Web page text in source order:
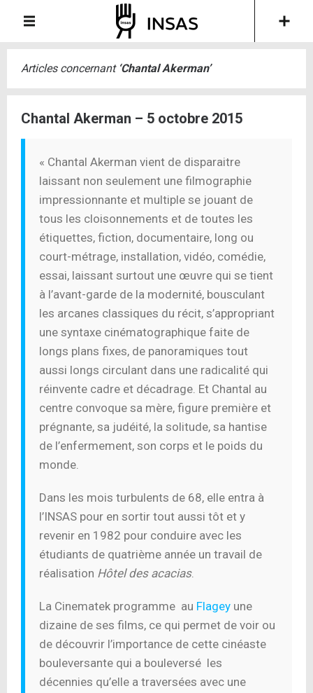
Articles concernant ‘Chantal Akerman’
Chantal Akerman – 5 octobre 2015
« Chantal Akerman vient de disparaitre
laissant non seulement une filmographie
impressionnante et multiple se jouant de
tous les cloisonnements et de toutes les
étiquettes, fiction, documentaire, long ou
court-métrage, installation, vidéo, comédie,
essai, laissant surtout une œuvre qui se tient
à l’avant-garde de la modernité, bousculant
les arcanes classiques du récit, s’appropriant
une syntaxe cinématographique faite de
longs plans fixes, de panoramiques tout
aussi longs circulant dans une radicalité qui
réinvente cadre et décadrage. Et Chantal au
centre convoque sa mère, figure première et
prégnante, sa judéité, la solitude, sa hantise
de l’enfermement, son corps et le poids du
monde.
Dans les mois turbulents de 68, elle entra à
l’INSAS pour en sortir tout aussi tôt et y
revenir en 1982 pour conduire avec les
étudiants de quatrième année un travail de
réalisation Hôtel des acacias.
La Cinematek programme au Flagey une
dizaine de ses films, ce qui permet de voir ou
de découvrir l’importance de cette cinéaste
bouleversante qui a bouleversé les
décennies qu’elle a traversées avec une